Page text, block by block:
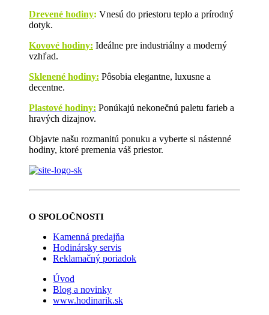
Drevené hodiny: Vnesú do priestoru teplo a prírodný
dotyk.
Kovové hodiny: Ideálne pre industriálny a moderný
vzhľad.
Sklenené hodiny: Pôsobia elegantne, luxusne a
decentne.
Plastové hodiny: Ponúkajú nekonečnú paletu farieb a
hravých dizajnov.
Objavte našu rozmanitú ponuku a vyberte si nástenné
hodiny, ktoré premenia váš priestor.
O SPOLOČNOSTI
Kamenná predajňa
Hodinársky servis
Reklamačný poriadok
Úvod
Blog a novinky
www.hodinarik.sk